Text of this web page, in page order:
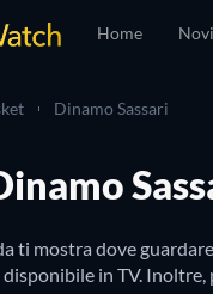
Home
Dinamo Sassari
ti mostra dove
disponibile in TV.